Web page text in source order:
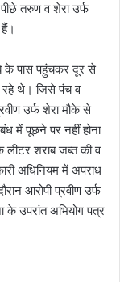
तरुण व शेरा उर्फ
के पास पहुंचकर दूर से
रहे थे। जिसे पंच व
उर्फ शेरा मौके से
में पूछने पर नहीं होना
शराब जब्त की व
अधिनियम में अपराध
आरोपी प्रवीण उर्फ
के उपरांत अभियोग पत्र